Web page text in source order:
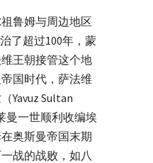
鲁姆与周边地区
了超过100年，蒙
王朝接管这个地
国时代，萨法维
Yavuz Sultan
曼一世顺利收编埃
奥斯曼帝国末期
战的战败，如八